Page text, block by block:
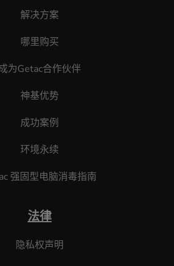
解决方案
哪里购买
为Getac合作伙伴
神基优势
成功案例
环境永续
强固型电脑消毒指南
法律
隐私权声明